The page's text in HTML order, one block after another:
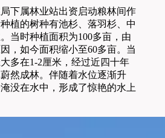
下属林业站出资启动粮林间作
植的树种有池杉、落羽杉、中
当时种植面积为100多亩，由
，如今面积缩小至60多亩。当
多在1-2厘米，经过近四十年
然成林。伴随着水位逐渐升
没在水中，形成了惊艳的水上